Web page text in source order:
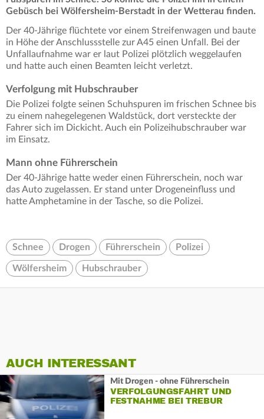
Gebüsch bei Wölfersheim-Berstadt in der Wetterau finden.
Der 40-Jährige flüchtete vor einem Streifenwagen und baute
in Höhe der Anschlussstelle zur A45 einen Unfall. Bei der
Unfallaufnahme war er laut Polizei plötzlich weggelaufen
und hatte auch einen Beamten leicht verletzt.
Verfolgung mit Hubschrauber
Die Polizei folgte seinen Schuhspuren im frischen Schnee bis
zu einem nahegelegenen Waldstück, dort versteckte der
Fahrer sich im Dickicht. Auch ein Polizeihubschrauber war
im Einsatz.
Mann ohne Führerschein
Der 40-Jährige hatte weder einen Führerschein, noch war
das Auto zugelassen. Er stand unter Drogeneinfluss und
hatte Amphetamine in der Tasche, so die Polizei.
Schnee Drogen Führerschein Polizei
Wölfersheim Hubschrauber
AUCH INTERESSANT
Mit Drogen - ohne Führerschein
VERFOLGUNGSFAHRT UND
FESTNAHME BEI TREBUR